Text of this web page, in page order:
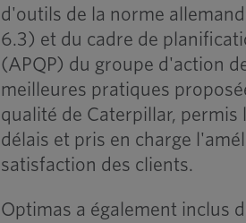
d'outils de la norme
6.3) et du cadre de
(APQP) du groupe d'action
meilleures pratiques
qualité de Caterpillar,
délais et pris en charge
satisfaction des clients.
Optimas a également inclus